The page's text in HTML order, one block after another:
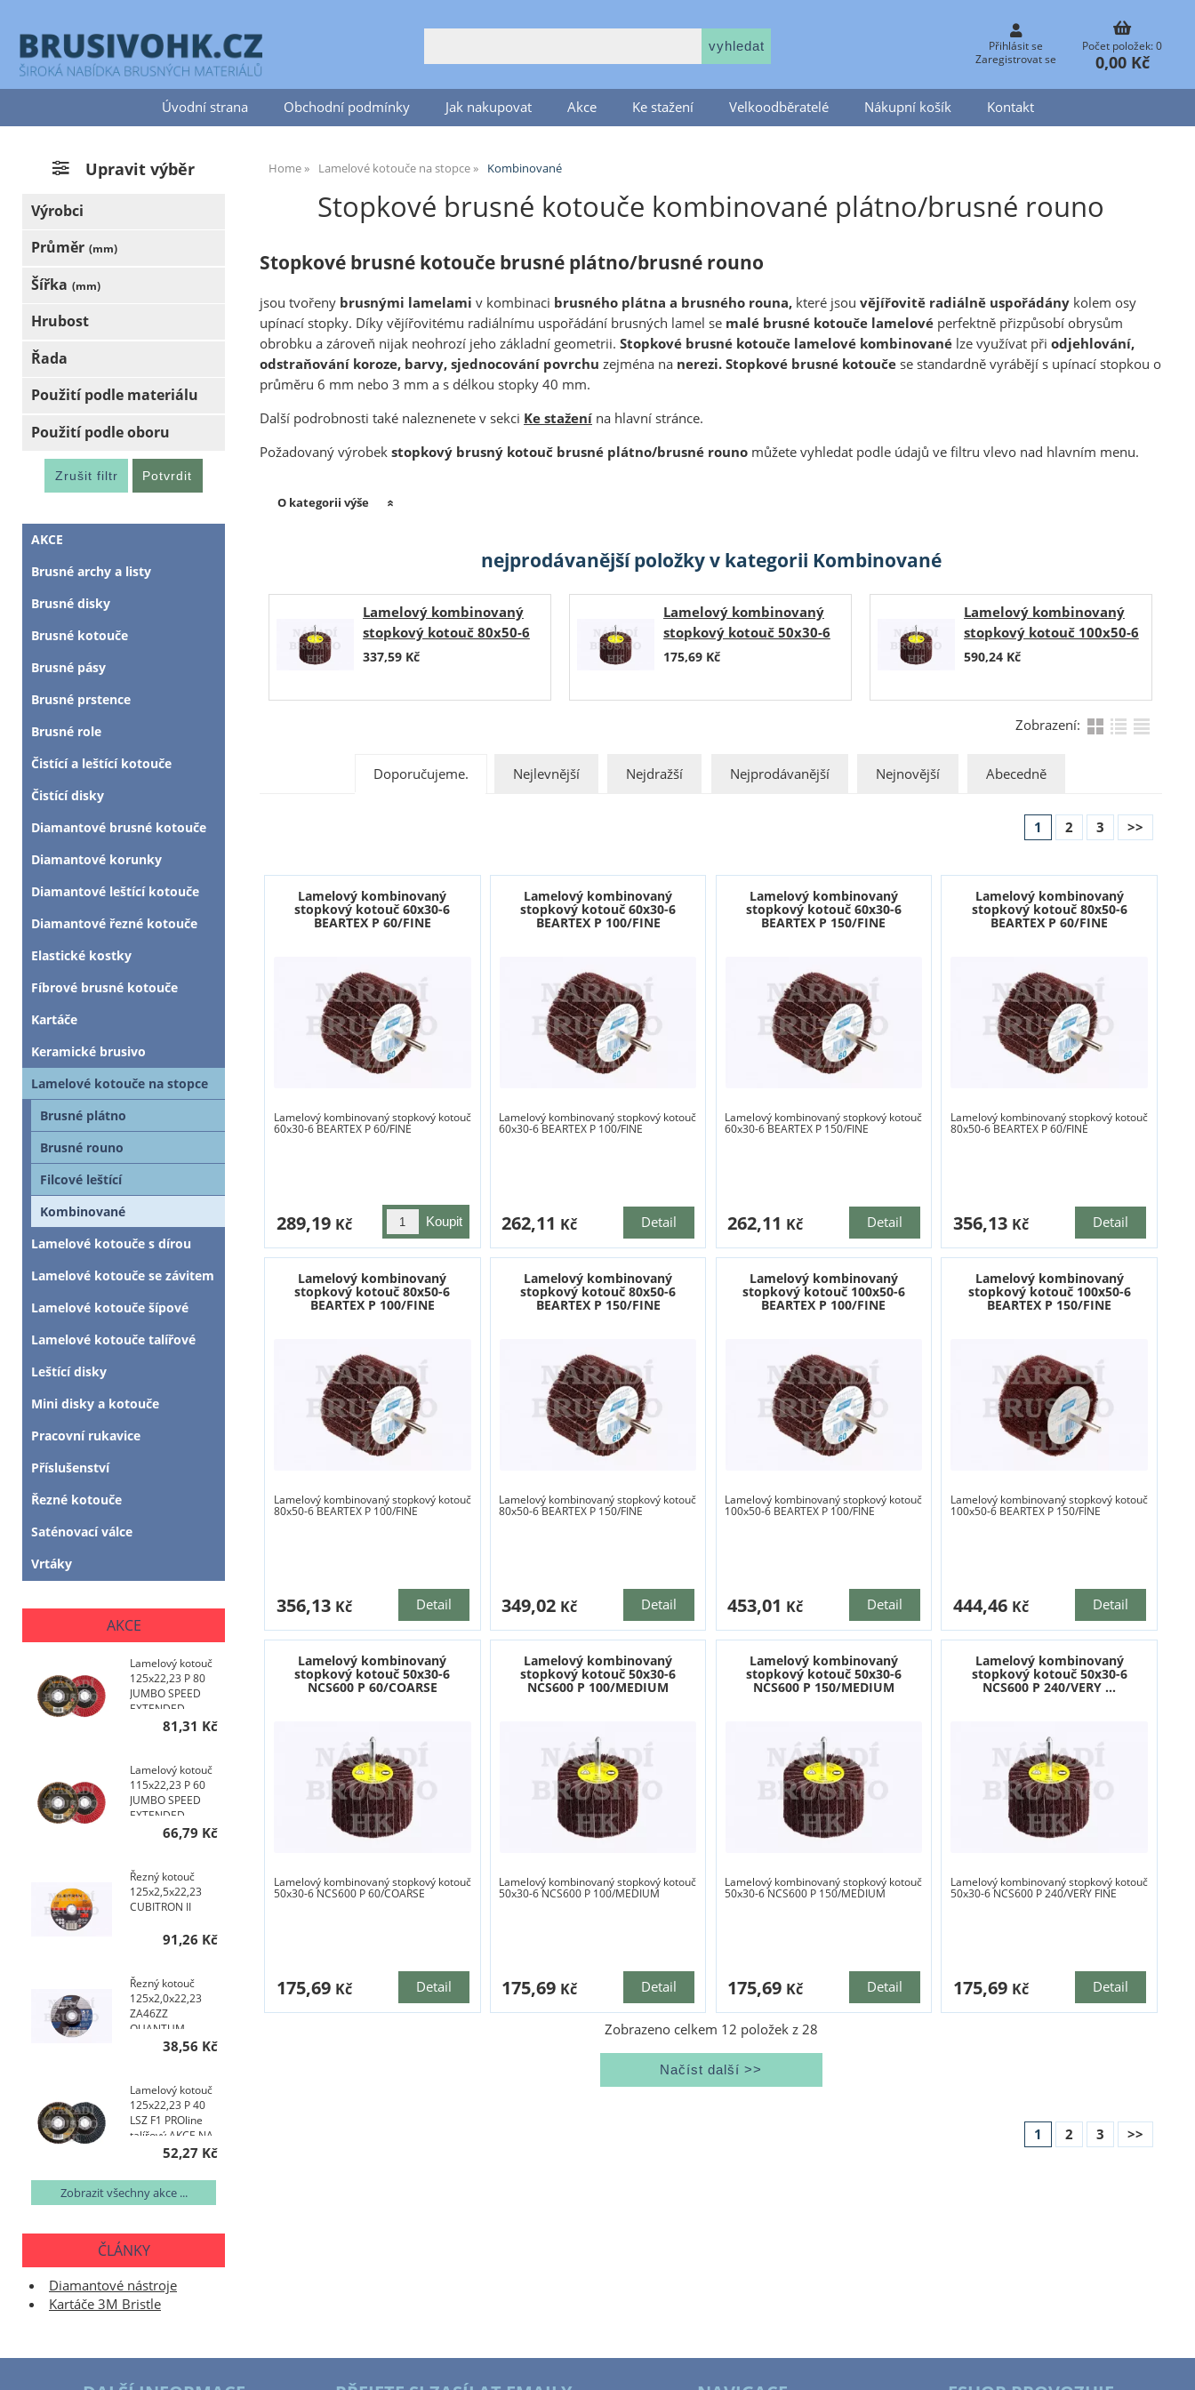
Přihlásit se
Zaregistrovat se
Počet položek: 0
0,00 Kč
Úvodní strana Obchodní podmínky Jak nakupovat Akce Ke stažení Velkoodběratelé Nákupní košík Kontakt
Home Lamelové kotouče na stopce Kombinované
Stopkové brusné kotouče kombinované plátno/brusné rouno
Stopkové brusné kotouče brusné plátno/brusné rouno
jsou tvořeny brusnými lamelami v kombinaci brusného plátna a brusného rouna, které jsou vějířovitě radiálně uspořádány kolem osy
upínací stopky. Díky vějířovitému radiálnímu uspořádání brusných lamel se malé brusné kotouče lamelové perfektně přizpůsobí obrysům
obrobku a zároveň nijak neohrozí jeho základní geometrii. Stopkové brusné kotouče lamelové kombinované lze využívat při odjehlování,
odstraňování koroze, barvy, sjednocování povrchu zejména na nerezi.Stopkové brusné kotoučese standardně vyrábějí s upínací stopkou o
průměru 6 mm nebo 3 mm a s délkou stopky 40 mm.
Další podrobnosti také naleznenete v sekci Ke stažení na hlavní stránce.
Požadovaný výrobekstopkový brusný kotouč brusné plátno/brusné rouno můžete vyhledat podle údajů ve filtru vlevo nad hlavním menu.
O kategorii výše
nejprodávanější položky v kategorii Kombinované
Lamelový kombinovaný
stopkový kotouč 80x50-6
NCS600 P 240/VERY FINE
337,59 Kč
Lamelový kombinovaný
stopkový kotouč 50x30-6
NCS600 P 240/VERY FINE
175,69 Kč
Lamelový kombinovaný
stopkový kotouč 100x50-6
NCS600 P 60/COARSE
590,24 Kč
Zobrazení:
Doporučujeme. Nejlevnější Nejdražší Nejprodávanější Nejnovější Abecedně
1 2 3 >>
Lamelový kombinovaný
stopkový kotouč 60x30-6
BEARTEX P 60/FINE
Lamelový kombinovaný stopkový kotouč
60x30-6 BEARTEX P 60/FINE
289,19 Kč
Lamelový kombinovaný
stopkový kotouč 60x30-6
BEARTEX P 100/FINE
Lamelový kombinovaný stopkový kotouč
60x30-6 BEARTEX P 100/FINE
Detail
262,11 Kč
Lamelový kombinovaný
stopkový kotouč 60x30-6
BEARTEX P 150/FINE
Lamelový kombinovaný stopkový kotouč
60x30-6 BEARTEX P 150/FINE
Detail
262,11 Kč
Lamelový kombinovaný
stopkový kotouč 80x50-6
BEARTEX P 60/FINE
Lamelový kombinovaný stopkový kotouč
80x50-6 BEARTEX P 60/FINE
Detail
356,13 Kč
Lamelový kombinovaný
stopkový kotouč 80x50-6
BEARTEX P 100/FINE
Lamelový kombinovaný stopkový kotouč
80x50-6 BEARTEX P 100/FINE
Detail
356,13 Kč
Lamelový kombinovaný
stopkový kotouč 80x50-6
BEARTEX P 150/FINE
Lamelový kombinovaný stopkový kotouč
80x50-6 BEARTEX P 150/FINE
Detail
349,02 Kč
Lamelový kombinovaný
stopkový kotouč 100x50-6
BEARTEX P 100/FINE
Lamelový kombinovaný stopkový kotouč
100x50-6 BEARTEX P 100/FINE
Detail
453,01 Kč
Lamelový kombinovaný
stopkový kotouč 100x50-6
BEARTEX P 150/FINE
Lamelový kombinovaný stopkový kotouč
100x50-6 BEARTEX P 150/FINE
Detail
444,46 Kč
Lamelový kombinovaný
stopkový kotouč 50x30-6
NCS600 P 60/COARSE
Lamelový kombinovaný stopkový kotouč
50x30-6 NCS600 P 60/COARSE
Detail
175,69 Kč
Lamelový kombinovaný
stopkový kotouč 50x30-6
NCS600 P 100/MEDIUM
Lamelový kombinovaný stopkový kotouč
50x30-6 NCS600 P 100/MEDIUM
Detail
175,69 Kč
Lamelový kombinovaný
stopkový kotouč 50x30-6
NCS600 P 150/MEDIUM
Lamelový kombinovaný stopkový kotouč
50x30-6 NCS600 P 150/MEDIUM
Detail
175,69 Kč
Lamelový kombinovaný
stopkový kotouč 50x30-6
NCS600 P 240/VERY ...
Lamelový kombinovaný stopkový kotouč
50x30-6 NCS600 P 240/VERY FINE
Detail
175,69 Kč
Zobrazeno celkem 12 položek z28
1 2 3 >>
Upravit výběr
Výrobci
Průměr (mm)
Šířka (mm)
Hrubost
Řada
Použití podle materiálu
Použití podle oboru
AKCE
Brusné archy a listy
Brusné disky
Brusné kotouče
Brusné pásy
Brusné prstence
Brusné role
Čistící a leštící kotouče
Čistící disky
Diamantové brusné kotouče
Diamantové korunky
Diamantové leštící kotouče
Diamantové řezné kotouče
Elastické kostky
Fíbrové brusné kotouče
Kartáče
Keramické brusivo
Lamelové kotouče na stopce
Brusné plátno
Brusné rouno
Filcové leštící
Kombinované
Lamelové kotouče s dírou
Lamelové kotouče se závitem
Lamelové kotouče šípové
Lamelové kotouče talířové
Leštící disky
Mini disky a kotouče
Pracovní rukavice
Příslušenství
Řezné kotouče
Saténovací válce
Vrtáky
AKCE
Lamelový kotouč
125x22,23 P 80
JUMBO SPEED
EXTENDED
TOPline talířový
81,31 Kč
Lamelový kotouč
115x22,23 P 60
JUMBO SPEED
EXTENDED
TOPline talířový
66,79 Kč
Řezný kotouč
125x2,5x22,23
CUBITRON II
91,26 Kč
Řezný kotouč
125x2,0x22,23
ZA46ZZ
QUANTUM
38,56 Kč
Lamelový kotouč
125x22,23 P 40
LSZ F1 PROline
talířový AKCE NA
52,27 Kč
Zobrazit všechny akce ...
ČLÁNKY
Diamantové nástroje
Kartáče 3M Bristle